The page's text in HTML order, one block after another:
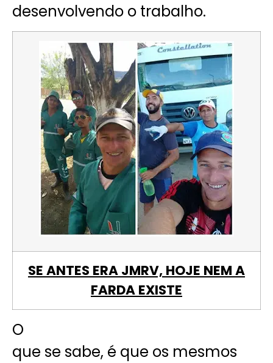
desenvolvendo o trabalho.
SE ANTES ERA JMRV, HOJE NEM A
FARDA EXISTE
O
que se sabe, é que os mesmos